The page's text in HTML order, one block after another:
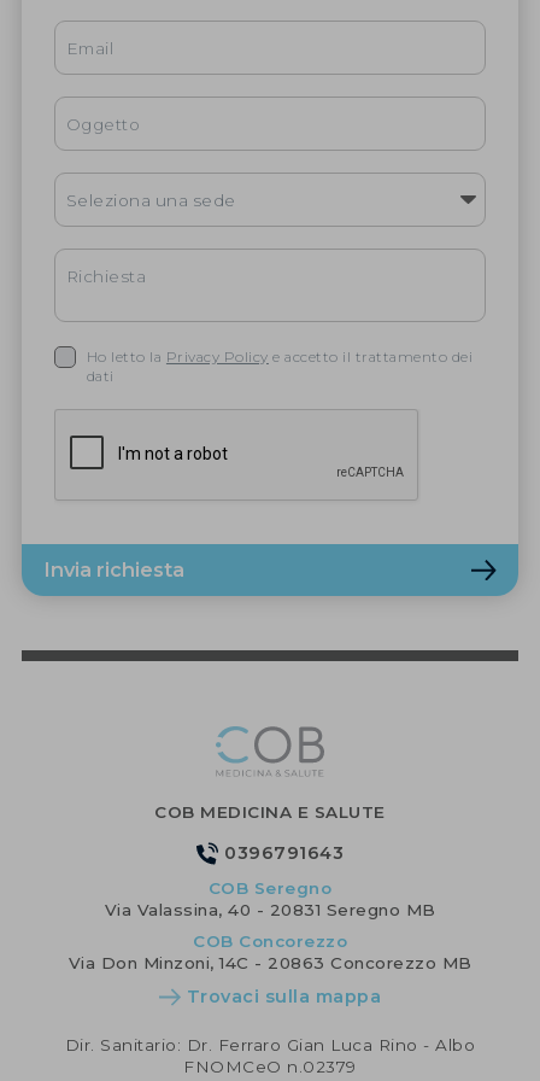
Ho letto la Privacy Policy e accetto il trattamento dei
dati
Invia richiesta
COB MEDICINA E SALUTE
0396791643
COB Seregno
Via Valassina, 40 - 20831 Seregno MB
COB Concorezzo
Via Don Minzoni, 14C - 20863 Concorezzo MB
Trovaci sulla mappa
Dir. Sanitario: Dr. Ferraro Gian Luca Rino - Albo
FNOMCeO n.02379